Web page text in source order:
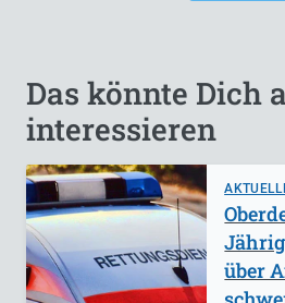
Das könnte Dich
interessieren
über